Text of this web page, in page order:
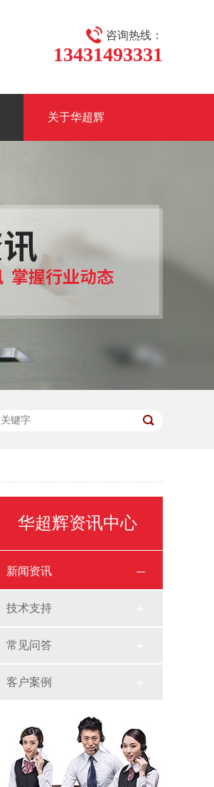
咨询热线：
13431493331
关于华超辉
华超辉资讯中心
新闻资讯
技术支持
常见问答
客户案例